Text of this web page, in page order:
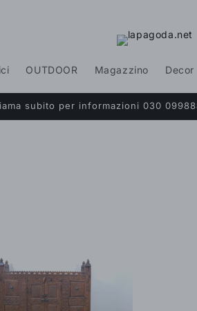
OUTDOOR Magazzino Decor
subito per informazioni 030